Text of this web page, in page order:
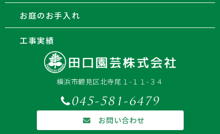
横浜市鶴見区北寺尾１-１１-３４
お問い合わせ
お庭のお手入れ
工事実績